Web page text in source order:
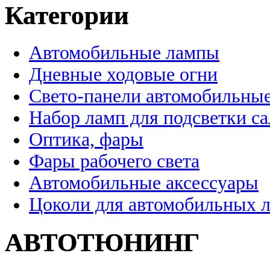
Категории
Автомобильные лампы
Дневные ходовые огни
Свето-панели
Набор ламп для подсветки
Оптика, фары
Фары рабочего света
Автомобильные аксессуары
Цоколи для автомобильных
АВТОТЮНИНГ